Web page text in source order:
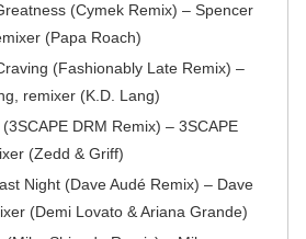
(Cymek Remix) – Spencer
(Papa Roach)
(Fashionably Late Remix) –
remixer (K.D. Lang)
DRM Remix) – 3SCAPE
(Zedd & Griff)
Night (Dave Audé Remix) – Dave
(Demi Lovato & Ariana Grande)